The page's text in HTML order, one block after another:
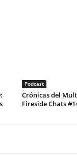
Podcast
Crónicas del
Fireside Chats